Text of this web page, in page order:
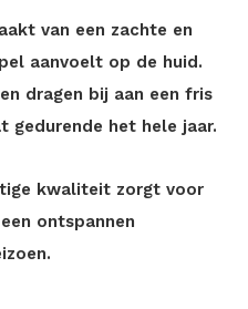
van een zachte en
aanvoelt op de huid.
dragen bij aan een fris
gedurende het hele jaar.
kwaliteit zorgt voor
ontspannen